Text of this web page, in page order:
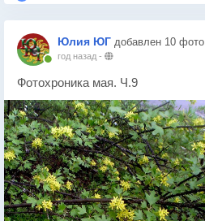
Юлия ЮГ добавлен 10 фото
год назад -
Фотохроника мая. Ч.9